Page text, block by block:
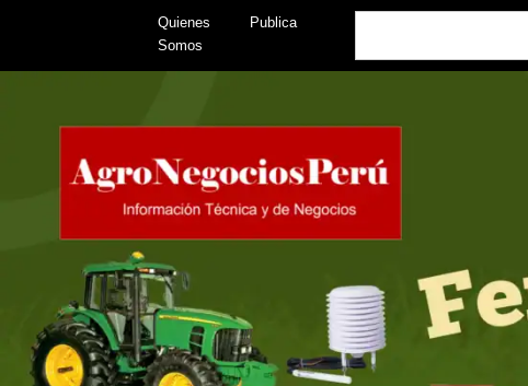
content
Quienes
Somos
Publica